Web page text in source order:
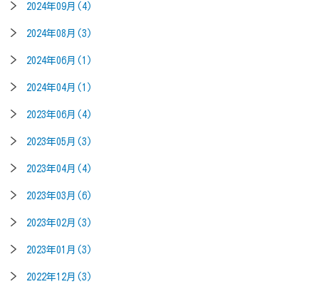
2024年09月(4)
2024年08月(3)
2024年06月(1)
2024年04月(1)
2023年06月(4)
2023年05月(3)
2023年04月(4)
2023年03月(6)
2023年02月(3)
2023年01月(3)
2022年12月(3)